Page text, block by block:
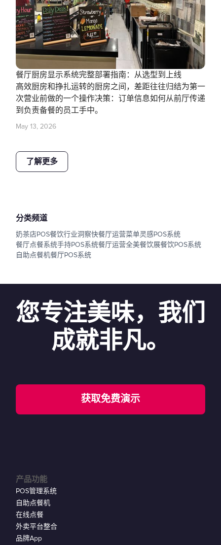
餐厅厨房显示系统完整部署指南：从选型到上线
高效厨房和挣扎运转的厨房之间，差距往往归结为第一
次营业前做的一个操作决策：订单信息如何从前厅传递
到负责备餐的员工手中。
May 13, 2026
了解更多
分类频道
奶茶店POS餐饮行业洞察快餐厅运营菜单灵感POS系统
餐厅点餐系统手持POS系统餐厅运营全美餐饮展餐饮POS系统
自助点餐机餐厅POS系统
您专注美味，我们
成就非凡。
获取免费演示
产品功能
POS管理系统
自助点餐机
在线点餐
外卖平台整合
品牌App